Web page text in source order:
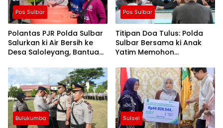
Pos Sulbar
Polantas PJR Polda Sulbar
Salurkan ki Air Bersih ke
Desa Saloleyang, Bantuan
Kemarau
Pos Sulbar
Titipan Doa Tulus: Polda
Sulbar Bersama ki Anak
Yatim Memohon
Negeri
Bulukumba Sulsel